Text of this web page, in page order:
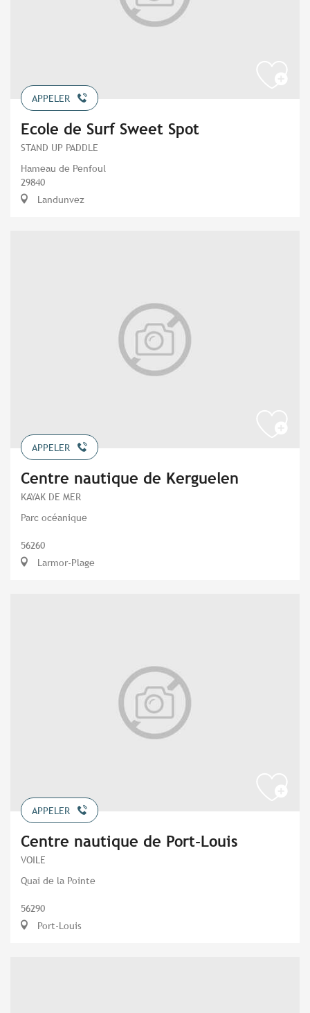
APPELER
Ecole de Surf Sweet Spot
STAND UP PADDLE
Hameau de Penfoul
29840
Landunvez
APPELER
Centre nautique de Kerguelen
KAYAK DE MER
Parc océanique
56260
Larmor-Plage
APPELER
Centre nautique de Port-Louis
VOILE
Quai de la Pointe
56290
Port-Louis